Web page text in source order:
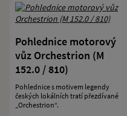
Pohlednice motorový
vůz Orchestrion (M
152.0 / 810)
Pohlednice s motivem legendy
českých lokálních tratí přezdívané
„Orchestrion“.